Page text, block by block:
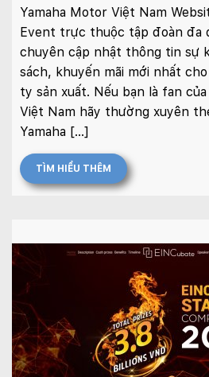
Yamaha Motor Việt Nam
Event trực thuộc tập đoàn đa
chuyên cập nhật thông tin sự
sách, khuyến mãi mới nhất
ty sản xuất. Nếu bạn là fan
Việt Nam hãy thường xuyên
Yamaha […]
TÌM HIỂU THÊM